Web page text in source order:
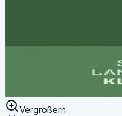
Vergrößern